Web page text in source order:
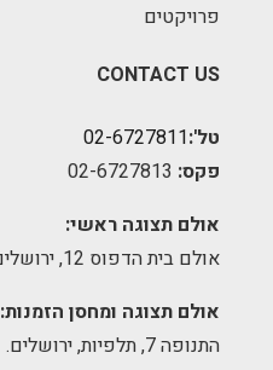
פרויקטים
CONTACT US
טל':02-6727811
פקס:
אולם תצוגה ראשי:
אולם בית הדפוס 12, ירושלים.
אולם תצוגה ומחסן הזמנות:
התנופה 7, תלפיות, ירושלים.